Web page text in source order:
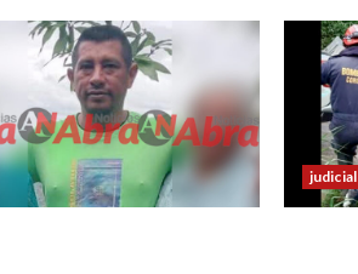
judicial